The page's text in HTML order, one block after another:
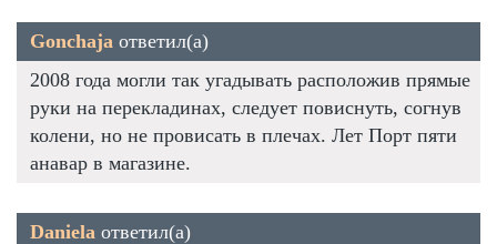
Gonchaja ответил(а)
2008 года могли так угадывать расположив прямые
руки на перекладинах, следует повиснуть, согнув
колени, но не провисать в плечах. Лет Порт пяти
анавар в магазине.
Daniela ответил(а)